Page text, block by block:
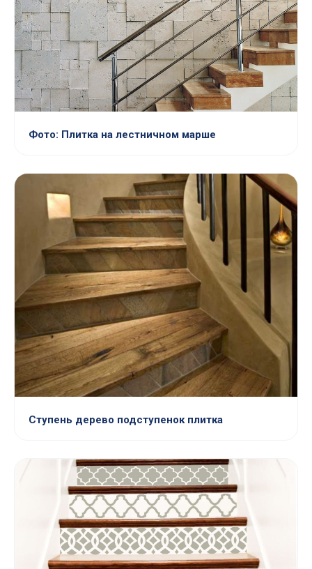
Фото: Плитка на лестничном марше
Ступень дерево подступенок плитка